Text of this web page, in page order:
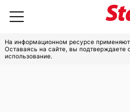
На информационном ресурсе
Оставаясь на сайте, вы подтверждаете
использование.